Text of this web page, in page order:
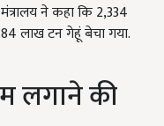
ने कहा कि 2,334
लाख टन गेहूं बेचा गया.
लगाने की